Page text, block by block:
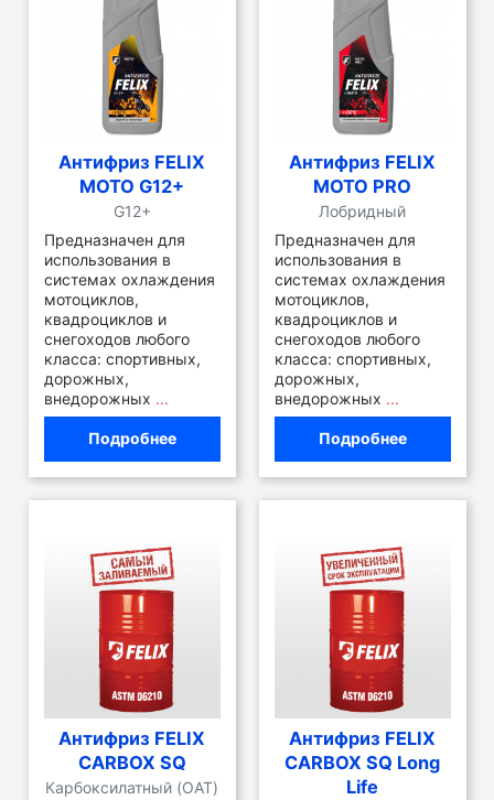
Антифриз FELIX
MOTO G12+
G12+
Предназначен для
использования в
системах охлаждения
мотоциклов,
квадроциклов и
снегоходов любого
класса: спортивных,
дорожных,
внедорожных ...
Подробнее
Антифриз FELIX
MOTO PRO
Лобридный
Предназначен для
использования в
системах охлаждения
мотоциклов,
квадроциклов и
снегоходов любого
класса: спортивных,
дорожных,
внедорожных ...
Подробнее
Антифриз FELIX
CARBOX SQ
Карбоксилатный (OAT)
Антифриз FELIX
CARBOX SQ Long
Life